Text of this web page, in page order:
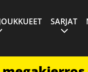
SARJAT